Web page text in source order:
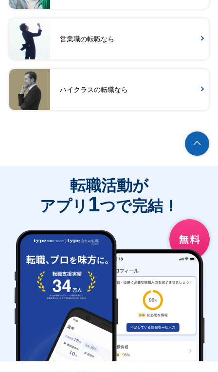
営業職の転職なら
ハイクラスの転職なら
転職活動が
アプリ 1つで完結！